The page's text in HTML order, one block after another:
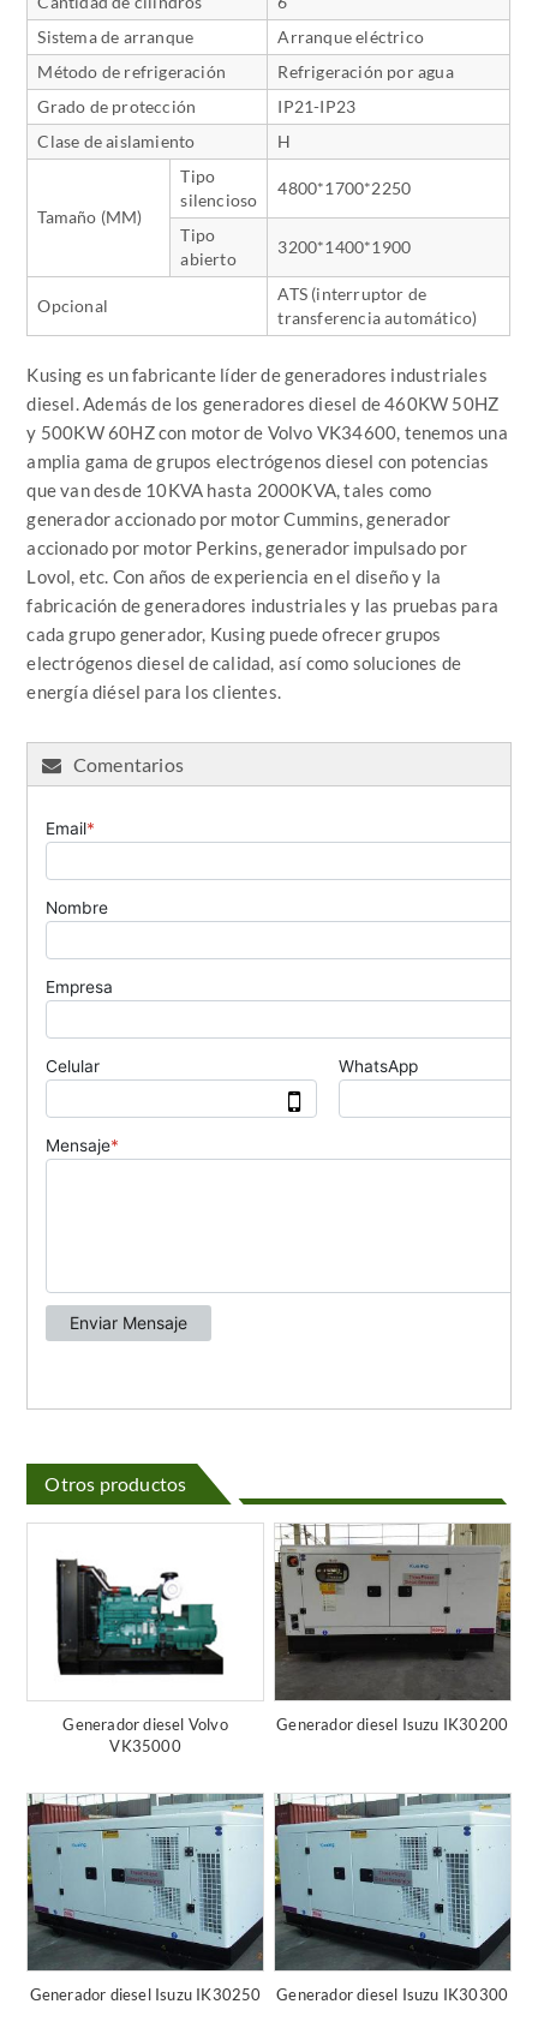
Sistema de arranque
Arranque eléctrico
Método de refrigeración
Refrigeración por agua
Grado de protección
IP21-IP23
Clase de aislamiento
H
Tamaño (MM)
Tipo
silencioso
4800*1700*2250
Tipo
abierto
3200*1400*1900
Opcional
ATS (interruptor de
transferencia automático)
Kusing es un fabricante líder de generadores industriales
diesel. Además de los generadores diesel de 460KW 50HZ
y 500KW 60HZ con motor de Volvo VK34600, tenemos una
amplia gama de grupos electrógenos diesel con potencias
que van desde 10KVA hasta 2000KVA, tales como
generador accionado por motor Cummins, generador
accionado por motor Perkins, generador impulsado por
Lovol, etc. Con años de experiencia en el diseño y la
fabricación de generadores industriales y las pruebas para
cada grupo generador, Kusing puede ofrecer grupos
electrógenos diesel de calidad, así como soluciones de
energía diésel para los clientes.
Comentarios
Otros productos
Generador diesel Volvo
VK35000
Generador diesel Isuzu IK30200
Generador diesel Isuzu IK30250 Generador diesel Isuzu IK30300